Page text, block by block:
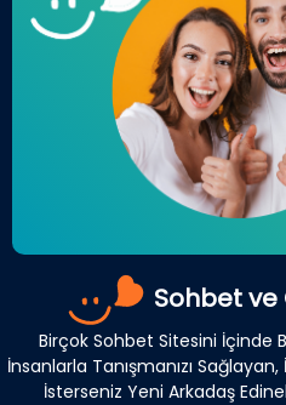
Sohbet ve
Birçok Sohbet Sitesini İçinde
İnsanlarla Tanışmanızı
İsterseniz Yeni Arkadaş